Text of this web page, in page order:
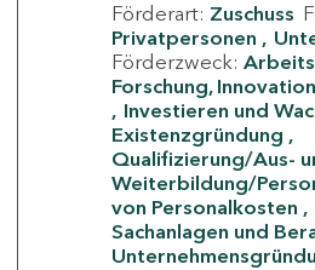
Förderart: Zuschuss
Privatpersonen
Förderzweck:
Forschung,
Investieren und
Existenzgründung
Qualifizierung/Aus-
Weiterbildung/
von Personalkosten
Sachanlagen und